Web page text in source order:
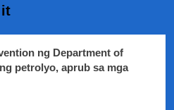
it
ng Department of
petrolyo, aprub sa mga